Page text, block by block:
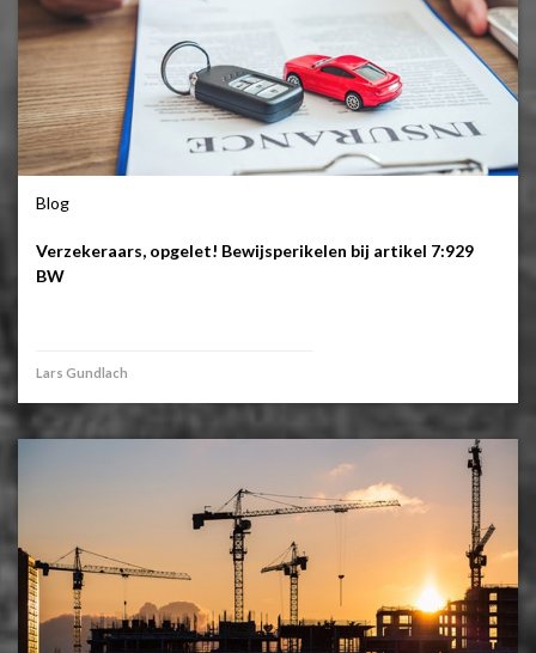
Blog
Verzekeraars, opgelet! Bewijsperikelen bij artikel 7:929
BW
Lars Gundlach